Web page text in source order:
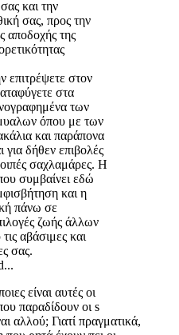
και την
σας, προς την
αποδοχής της
στον
στα
των
όπου με των
και παράπονα
για δήθεν επιβολές
σαχλαμάρες. Η
συμβαίνει εδώ
και η
πάνω σε
ζωής άλλων
αβάσιμες και
σας.
είναι αυτές οι
παραδίδουν οι s
αλλού; Γιατί πραγματικά,